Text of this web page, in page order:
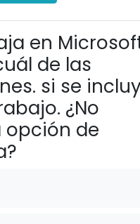
en
de las
si se
¿No
opción de